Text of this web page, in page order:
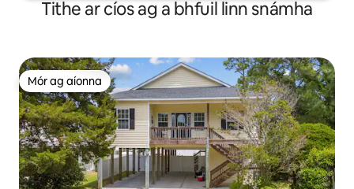
Tithe ar cíos ag a bhfuil linn snámha
Mór ag aíonna
Mór ag aíonna